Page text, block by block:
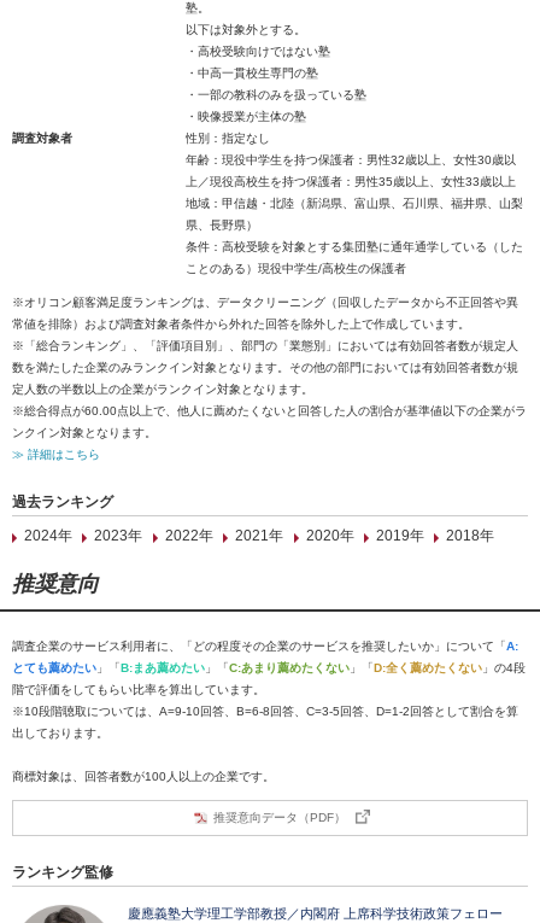
塾。
以下は対象外とする。
・高校受験向けではない塾
・中高一貫校生専門の塾
・一部の教科のみを扱っている塾
・映像授業が主体の塾
調査対象者
性別：指定なし
年齢：現役中学生を持つ保護者：男性32歳以上、女性30歳以
上／現役高校生を持つ保護者：男性35歳以上、女性33歳以上
地域：甲信越・北陸（新潟県、富山県、石川県、福井県、山梨
県、長野県）
条件：高校受験を対象とする集団塾に通年通学している（した
ことのある）現役中学生/高校生の保護者
※オリコン顧客満足度ランキングは、データクリーニング（回収したデータから不正回答や異
常値を排除）および調査対象者条件から外れた回答を除外した上で作成しています。
※「総合ランキング」、「評価項目別」、部門の「業態別」においては有効回答者数が規定人
数を満たした企業のみランクイン対象となります。その他の部門においては有効回答者数が規
定人数の半数以上の企業がランクイン対象となります。
※総合得点が60.00点以上で、他人に薦めたくないと回答した人の割合が基準値以下の企業がラ
ンクイン対象となります。
≫ 詳細はこちら
過去ランキング
2024年
2023年 2022年 2021年 2020年 2019年 2018年
推奨意向
調査企業のサービス利用者に、「どの程度その企業のサービスを推奨したいか」について「A:
とても薦めたい 」「B:まあ薦めたい 」「C:あまり薦めたくない 」「D:全く薦めたくない 」の4段
階で評価をしてもらい比率を算出しています。
※10段階聴取については、A=9-10回答、B=6-8回答、C=3-5回答、D=1-2回答として割合を算
出しております。
商標対象は、回答者数が100人以上の企業です。
推奨意向データ（PDF）
ランキング監修
慶應義塾大学理工学部教授／内閣府 上席科学技術政策フェロー